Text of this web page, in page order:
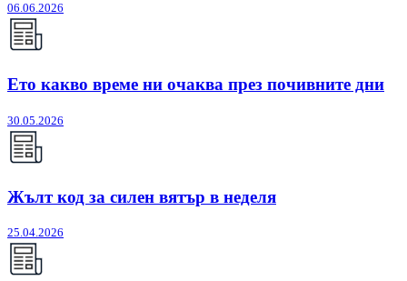
06.06.2026
Ето какво време ни очаква през почивните дни
30.05.2026
Жълт код за силен вятър в неделя
25.04.2026